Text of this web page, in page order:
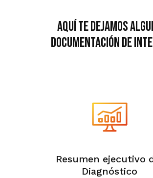
Aquí te dejamos
documentación de
Resumen ejecutivo
Diagnóstico